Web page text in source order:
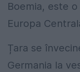
Boemia, este
Europa
Țara se
Germania la